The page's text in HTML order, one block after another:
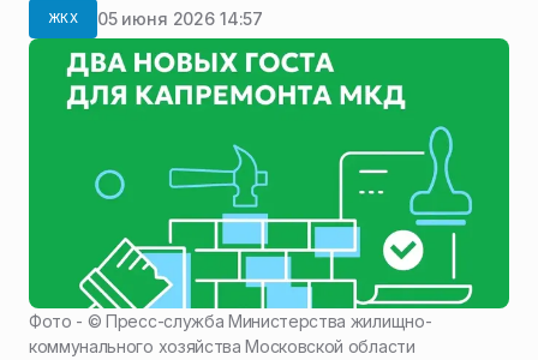
ЖКХ 05 июня 2026 14:57
Фото - ©Пресс-служба Министерства жилищно-
коммунального хозяйства Московской области